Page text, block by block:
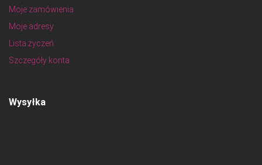
Moje zamówienia
Moje adresy
Lista życzeń
Szczegóły konta
Wysyłka